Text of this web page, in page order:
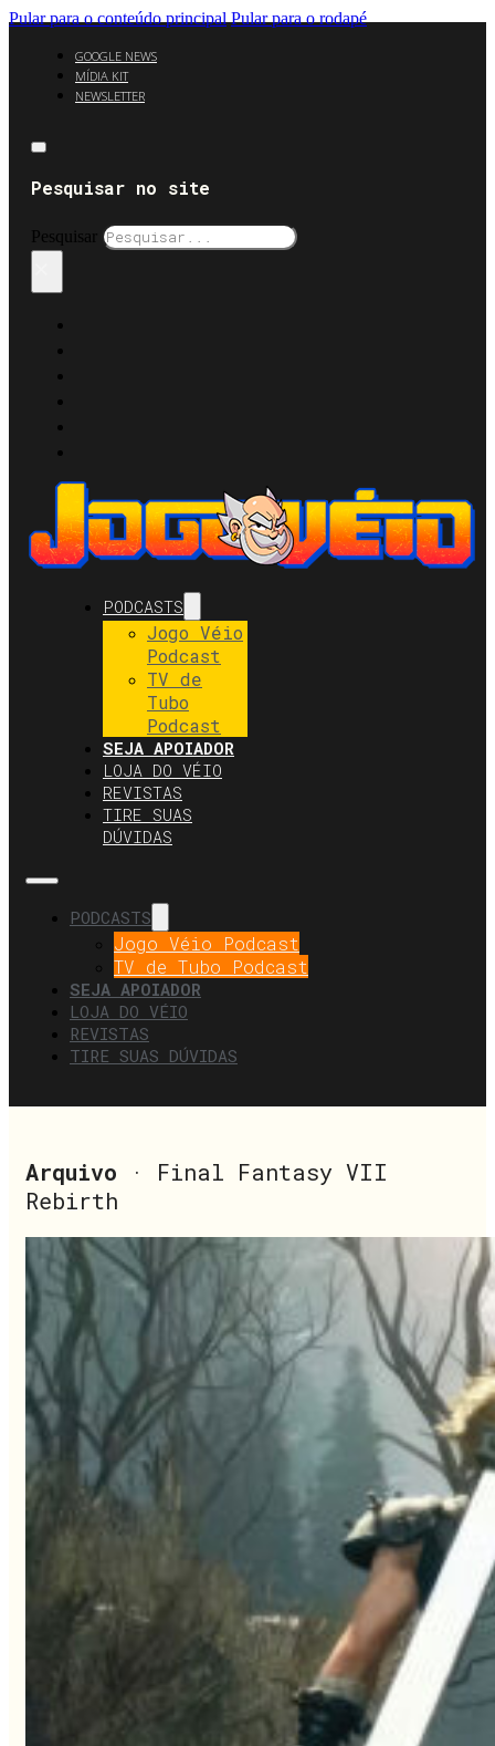
Pular para o conteúdo principal Pular para o rodapé
GOOGLE NEWS
MÍDIA KIT
NEWSLETTER
Pesquisar no site
Pesquisar
PODCASTS
Jogo Véio
Podcast
TV de
Tubo
Podcast
SEJA APOIADOR
LOJA DO VÉIO
REVISTAS
TIRE SUAS
DÚVIDAS
PODCASTS
Jogo Véio Podcast
TV de Tubo Podcast
SEJA APOIADOR
LOJA DO VÉIO
REVISTAS
TIRE SUAS DÚVIDAS
Arquivo · Final Fantasy VII
Rebirth